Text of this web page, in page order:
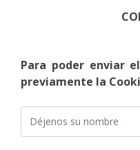
Para poder enviar
previamente la